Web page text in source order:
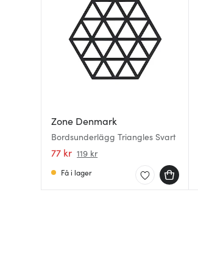
Zone Denmark
Bordsunderlägg Triangles Svart
77 kr 119 kr
Få i lager